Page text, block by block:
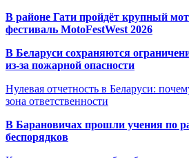
В районе Гати пройдёт крупный
фестиваль MotoFestWest 2026
В Беларуси сохраняются
из-за пожарной опасности
Нулевая отчетность в Беларуси:
зона ответственности
В Барановичах прошли учения по
беспорядков